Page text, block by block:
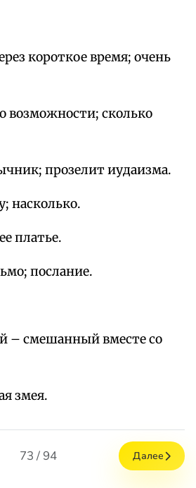
короткое время; очень
сколько
прозелит иудаизма.
насколько.
платье.
послание.
– смешанный вместе со
змея.
73 / 94 Далее